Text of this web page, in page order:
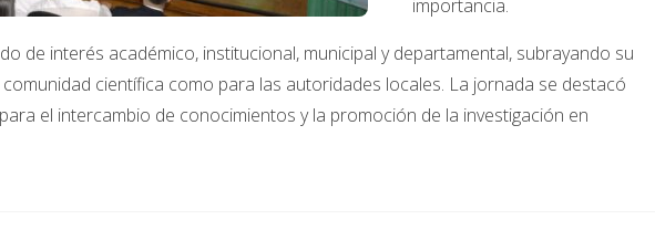
importancia.
de interés académico, institucional, municipal y departamental, subrayando su
científica como para las autoridades locales. La jornada se destacó
el intercambio de conocimientos y la promoción de la investigación en